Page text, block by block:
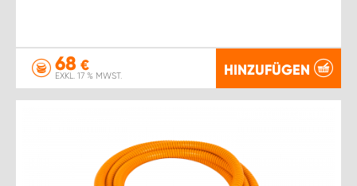
68 €
EXKL. 17 % MWST. HINZUFÜGEN